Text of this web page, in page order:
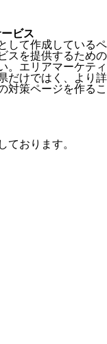
ビス
して作成しているペ
スを提供するための
。エリアマーケティ
だけではく、より詳
対策ページを作るこ
ております。